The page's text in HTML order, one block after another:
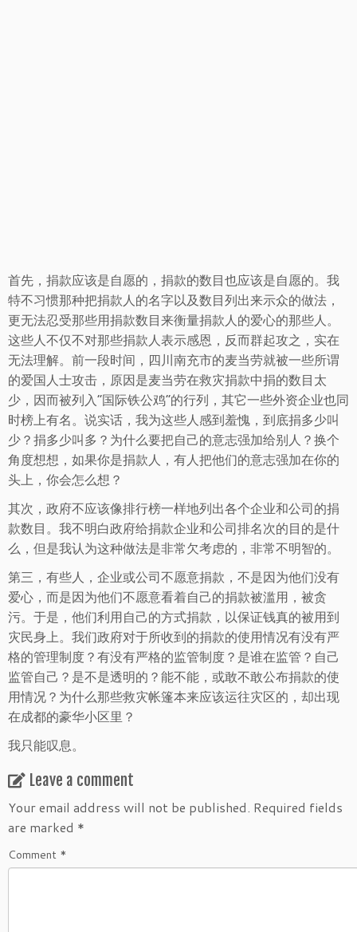
首先，捐款应该是自愿的，捐款的数目也应该是自愿的。我
特不习惯那种把捐款人的名字以及数目列出来示众的做法，
更无法忍受那些用捐款数目来衡量捐款人的爱心的那些人。
这些人不仅不对那些捐款人表示感恩，反而群起攻之，实在
无法理解。前一段时间，四川南充市的麦当劳就被一些所谓
的爱国人士攻击，原因是麦当劳在救灾捐款中捐的数目太
少，因而被列入“国际铁公鸡”的行列，其它一些外资企业也同
时榜上有名。说实话，我为这些人感到羞愧，到底捐多少叫
少？捐多少叫多？为什么要把自己的意志强加给别人？换个
角度想想，如果你是捐款人，有人把他们的意志强加在你的
头上，你会怎么想？
其次，政府不应该像排行榜一样地列出各个企业和公司的捐
款数目。我不明白政府给捐款企业和公司排名次的目的是什
么，但是我认为这种做法是非常欠考虑的，非常不明智的。
第三，有些人，企业或公司不愿意捐款，不是因为他们没有
爱心，而是因为他们不愿意看着自己的捐款被滥用，被贪
污。于是，他们利用自己的方式捐款，以保证钱真的被用到
灾民身上。我们政府对于所收到的捐款的使用情况有没有严
格的管理制度？有没有严格的监管制度？是谁在监管？自己
监管自己？是不是透明的？能不能，或敢不敢公布捐款的使
用情况？为什么那些救灾帐篷本来应该运往灾区的，却出现
在成都的豪华小区里？
我只能叹息。
Leave a comment
Your email address will not be published. Required fields
are marked *
Comment *